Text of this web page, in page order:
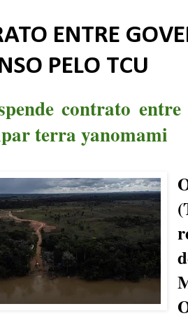
ENTRE
PELO TCU
contrato
terra yanomami